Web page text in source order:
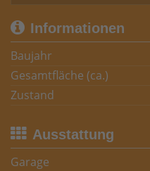
Informationen
Baujahr
Gesamtfläche (ca.)
Zustand
Ausstattung
Garage